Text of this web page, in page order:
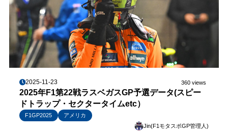
2025-11-23 360 views
2025年F1第22戦ラスベガスGP予選データ(スピー
ドトラップ・セクタータイムetc）
F1GP2025
アメリカ
Jin(F1モタスポGP管理人)